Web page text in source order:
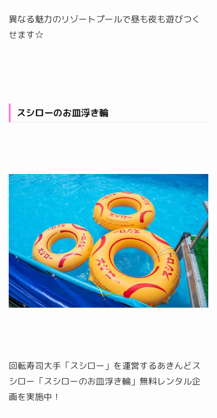
異なる魅力のリゾートプールで昼も夜も遊びつく
せます☆
スシローのお皿浮き輪
回転寿司大手「スシロー」を運営するあきんどス
シロー「スシローのお皿浮き輪」無料レンタル企
画を実施中！